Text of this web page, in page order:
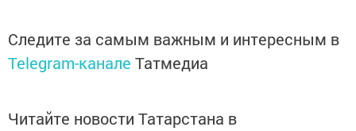
Следите за самым важным и интересным в
Telegram-канале Татмедиа
Читайте новости Татарстана в